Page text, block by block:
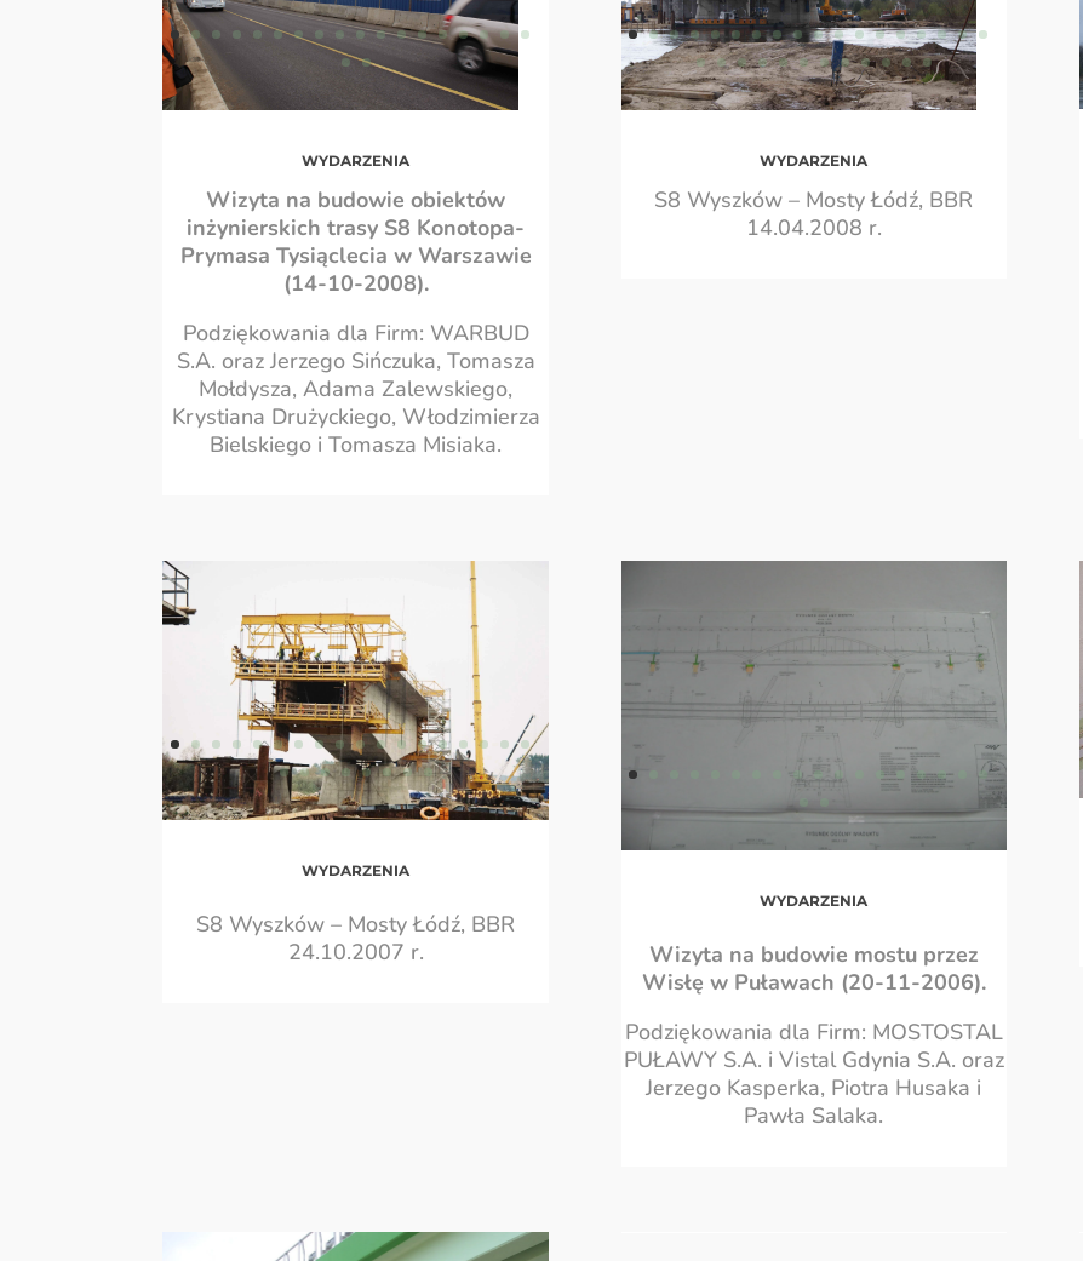
WYDARZENIA
Wizyta na budowie obiektów
inżynierskich trasy S8 Konotopa-
Prymasa Tysiąclecia w Warszawie
(14-10-2008).
Podziękowania dla Firm: WARBUD
S.A. oraz Jerzego Sińczuka, Tomasza
Mołdysza, Adama Zalewskiego,
Krystiana Drużyckiego, Włodzimierza
Bielskiego i Tomasza Misiaka.
WYDARZENIA
S8 Wyszków – Mosty Łódź, BBR
14.04.2008 r.
WYDARZENIA
S8 Wyszków – Mosty Łódź, BBR
24.10.2007 r.
WYDARZENIA
Wizyta na budowie mostu przez
Wisłę w Puławach (20-11-2006).
Podziękowania dla Firm: MOSTOSTAL
PUŁAWY S.A. i Vistal Gdynia S.A. oraz
Jerzego Kasperka, Piotra Husaka i
Pawła Salaka.